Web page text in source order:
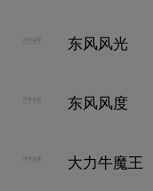
东风风光
东风风度
大力牛魔王